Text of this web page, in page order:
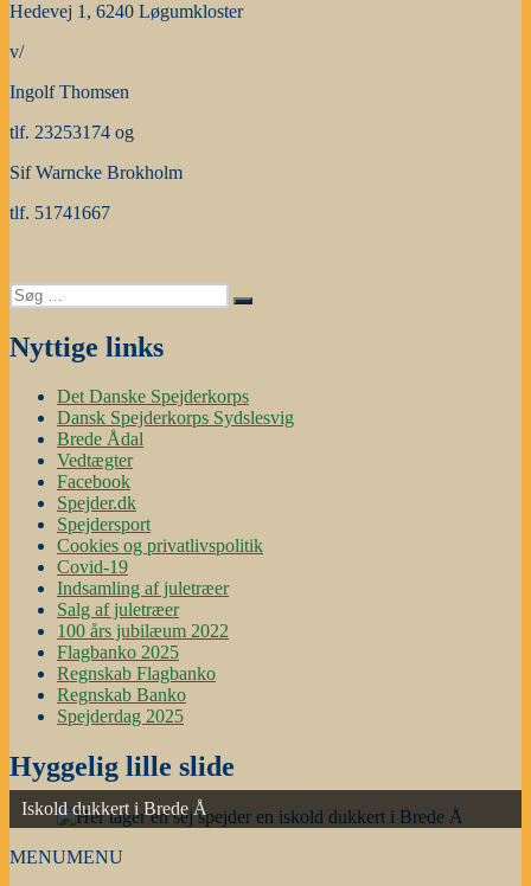
Hedevej 1, 6240 Løgumkloster
v/
Ingolf Thomsen
tlf. 23253174 og
Sif Warncke Brokholm
tlf. 51741667
Søg
efter:
Søg
Nyttige links
Det Danske Spejderkorps
Dansk Spejderkorps Sydslesvig
Brede Ådal
Vedtægter
Facebook
Spejder.dk
Spejdersport
Cookies og privatlivspolitik
Covid-19
Indsamling af juletræer
Salg af juletræer
100 års jubilæum 2022
Flagbanko 2025
Regnskab Flagbanko
Regnskab Banko
Spejderdag 2025
Hyggelig lille slide
Iskold dukkert i Brede Å
MENUMENU